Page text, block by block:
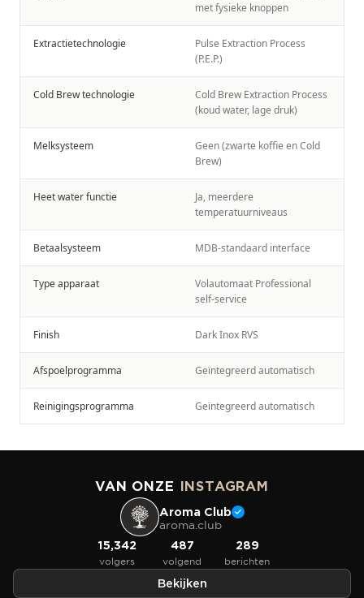
met fysieke knoppen
Extractietechnologie
Pulse Extraction Process
(P.E.P.)
Cold Brew technologie
Cold Brew Extraction Process
(koud water, lage druk)
Melksysteem
Geen (zwarte koffie en Cold
Brew)
Heet water functie
Ja, meerdere
temperatuurniveaus
Betaalsysteem MDB-standaard interface
Type apparaat
Volautomaat Professional
self-service
Finish Dark Inox RVS
Afspoelprogramma Geïntegreerd automatisch
Reinigingsprogramma Geïntegreerd automatisch
VAN ONZE INSTAGRAM
Aroma Club
aroma.club
15,342
volgers
487
volgend
289
berichten
Bekijken